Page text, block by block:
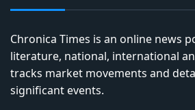
Chronica Times is an online news
literature, national, international
tracks market movements and
significant events.